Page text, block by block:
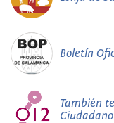
Boletín
También
Ciudadano